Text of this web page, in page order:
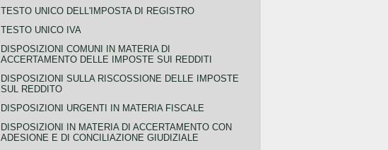
TESTO UNICO DELL'IMPOSTA DI REGISTRO
TESTO UNICO IVA
DISPOSIZIONI COMUNI IN MATERIA DI
ACCERTAMENTO DELLE IMPOSTE SUI REDDITI
DISPOSIZIONI SULLA RISCOSSIONE DELLE IMPOSTE
SUL REDDITO
DISPOSIZIONI URGENTI IN MATERIA FISCALE
DISPOSIZIONI IN MATERIA DI ACCERTAMENTO CON
ADESIONE E DI CONCILIAZIONE GIUDIZIALE